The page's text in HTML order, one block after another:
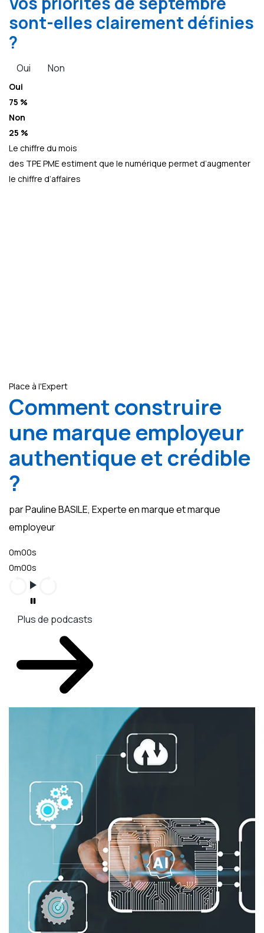
sont-elles clairement définies
?
Oui Non
Oui
75 %
Non
25 %
Le chiffre du mois
des TPE PME estiment que le numérique permet d’augmenter
le chiffre d’affaires
Place à l'Expert
Comment construire
une marque employeur
authentique et crédible
?
par Pauline BASILE, Experte en marque et marque
employeur
0m00s
0m00s
Plus de podcasts